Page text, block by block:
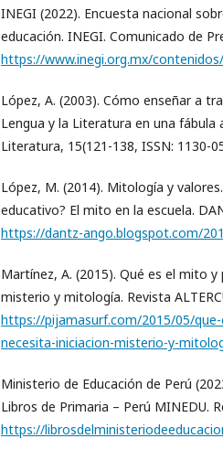
INEGI (2022). Encuesta nacional
educación. INEGI. Comunicado de
https://www.inegi.org.mx/
López, A. (2003). Cómo enseñar a
Lengua y la Literatura en una fábula
Literatura, 15(121-138, ISSN: 1130-
López, M. (2014). Mitología y
educativo? El mito en la escuela.
https://dantz-ango.blogspot.com/
Martínez, A. (2015). Qué es el mito
misterio y mitología. Revista
https://pijamasurf.com/2015/05/
necesita-iniciacion-misterio-y-
Ministerio de Educación de Perú
Libros de Primaria – Perú MINEDU.
https://